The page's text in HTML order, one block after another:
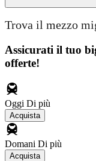
Trova il mezzo
Assicurati il ​​tuo
offerte!
Oggi Di più
Acquista
Domani Di più
Acquista